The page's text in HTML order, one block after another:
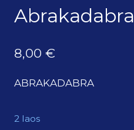
Abrakadabra
8,00 €
ABRAKADABRA
2 laos